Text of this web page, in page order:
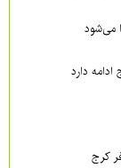
می‌شود
دارد
کرج